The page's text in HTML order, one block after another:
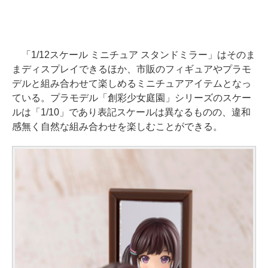
「1/12スケール ミニチュア スタンドミラー」はそのま
まディスプレイできるほか、市販のフィギュアやプラモ
デルと組み合わせて楽しめるミニチュアアイテムとなっ
ている。プラモデル「創彩少女庭園」シリーズのスケー
ルは「1/10」であり表記スケールは異なるものの、違和
感無く自然な組み合わせを楽しむことができる。